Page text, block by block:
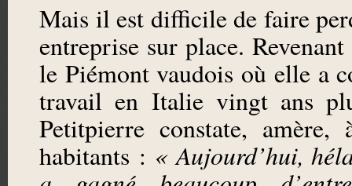
Mais il est difficile de faire
entreprise sur place.
le Piémont vaudois où elle a
travail en Italie vingt ans
Petitpierre constate, amère,
habitants : « Aujourd’hui,